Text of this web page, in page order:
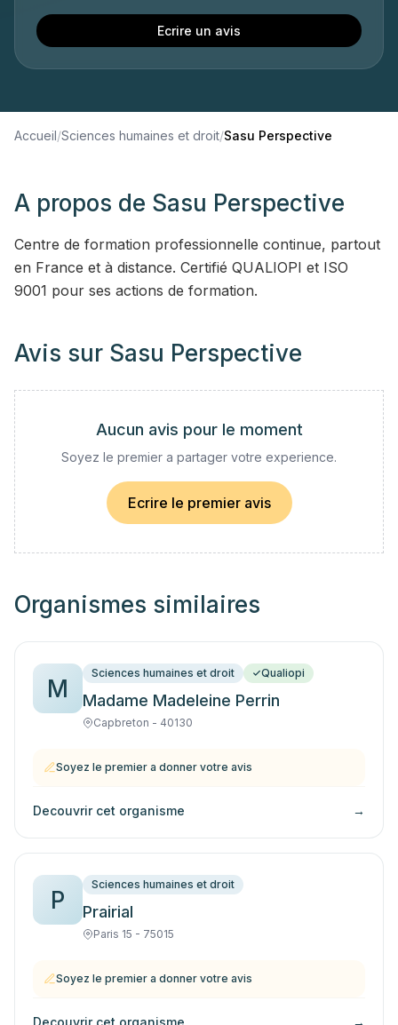
Ecrire un avis
Accueil/Sciences humaines et droit/Sasu Perspective
A propos de Sasu Perspective
Centre de formation professionnelle continue, partout
en France et à distance. Certifié QUALIOPI et ISO
9001 pour ses actions de formation.
Avis sur Sasu Perspective
Aucun avis pour le moment
Soyez le premier a partager votre experience.
Ecrire le premier avis
Organismes similaires
M
Sciences humaines et droit Qualiopi
Madame Madeleine Perrin
Capbreton - 40130
Soyez le premier a donner votre avis
Decouvrir cet organisme →
P
Sciences humaines et droit
Prairial
Paris 15 - 75015
Soyez le premier a donner votre avis
Decouvrir cet organisme →